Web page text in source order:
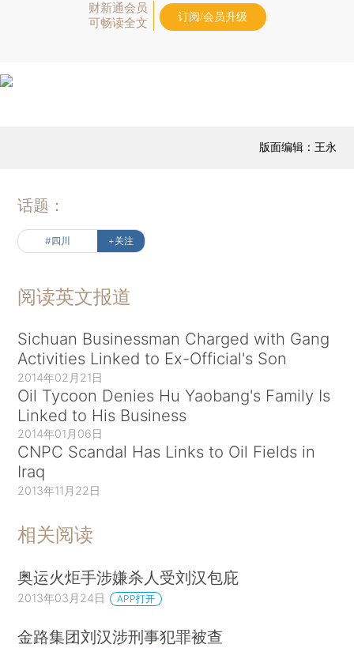
财新通会员
可畅读全文
订阅/会员升级
版面编辑：王永
话题：
#四川 +关注
阅读英文报道
Sichuan Businessman Charged with Gang
Activities Linked to Ex-Official's Son
2014年02月21日
Oil Tycoon Denies Hu Yaobang's Family Is
Linked to His Business
2014年01月06日
CNPC Scandal Has Links to Oil Fields in
Iraq
2013年11月22日
相关阅读
奥运火炬手涉嫌杀人受刘汉包庇
2013年03月24日 APP打开
金路集团刘汉涉刑事犯罪被查